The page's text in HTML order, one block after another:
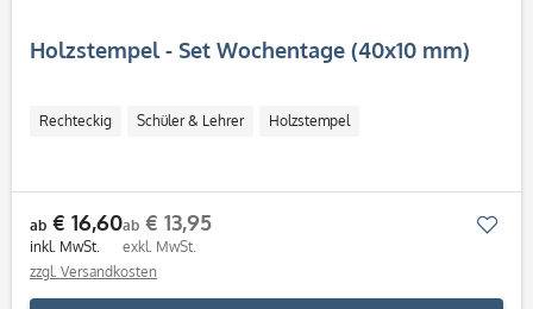
Holzstempel - Set Wochentage (40x10 mm)
Rechteckig Schüler & Lehrer Holzstempel
ab € 16,60
inkl. MwSt.
ab € 13,95
exkl. MwSt.
zzgl. Versandkosten